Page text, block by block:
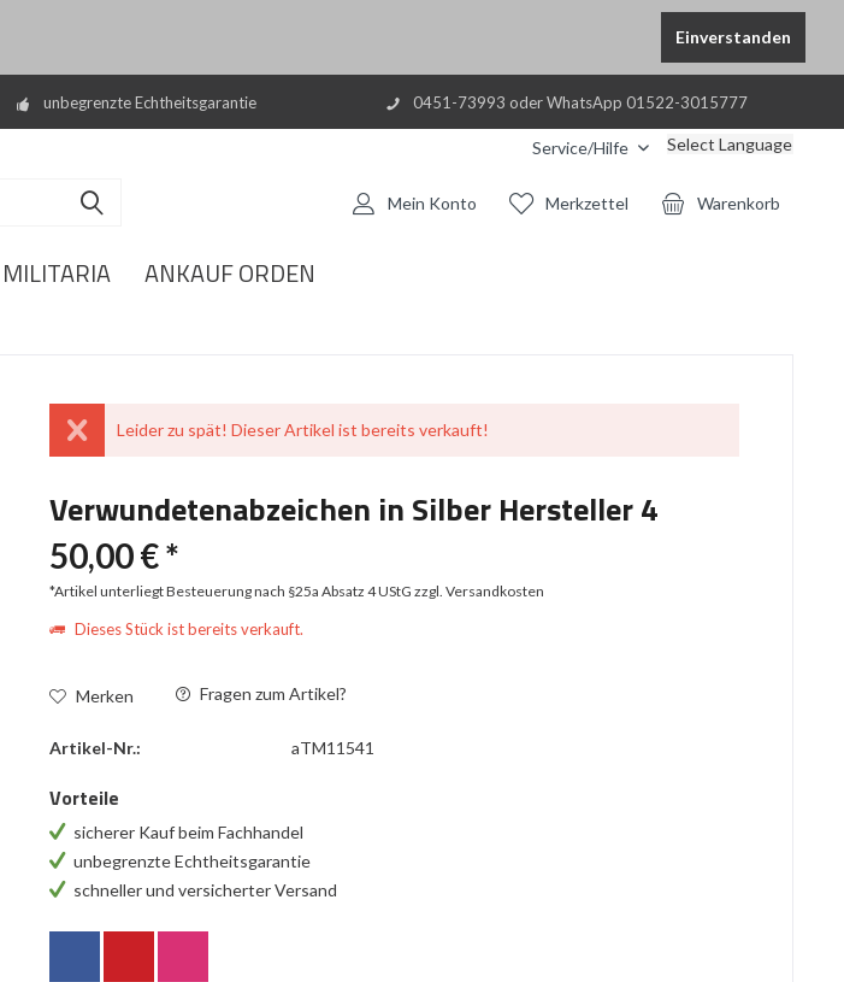
Einverstanden
unbegrenzte Echtheitsgarantie 0451-73993 oder WhatsApp 01522-3015777
Service/Hilfe Select Language
Warenkorb
Merkzettel
Mein Konto
MILITARIA ANKAUF ORDEN
Leider zu spät! Dieser Artikel ist bereits verkauft!
Verwundetenabzeichen in Silber Hersteller 4
50,00 € *
*Artikel unterliegt Besteuerung nach §25a Absatz 4 UStGzzgl. Versandkosten
Dieses Stück ist bereits verkauft.
Merken Fragen zum Artikel?
Artikel-Nr.: aTM11541
Vorteile
sicherer Kauf beim Fachhandel
unbegrenzte Echtheitsgarantie
schneller und versicherter Versand